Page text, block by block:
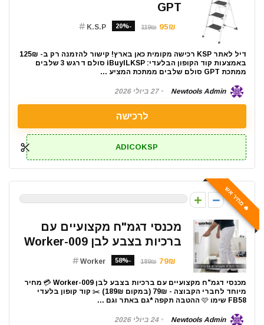
GPT
95₪
119₪
-20%
K.S.P
דיל לאתר KSP רכישה מקומית כאן בארץ! קישור להזמנה רק ב- 125₪
באמצעות קוד הקופון הבלעדי: iBuyILKSP סולם דרגש 3 שלבים
ממתכת GPT סולם שלבים ממתכת המציע ...
Newtools Admin 27 ביולי 2026
לרכישה
ADICOKSP
🔥 מחיר אש
0
מכנסי דגמ"ח מקצועיים עם
ברכיות בצבע לבן Worker-009
79₪
189₪
-58%
Worker
מכנסי דגמ"ח מקצועיים עם ברכיות בצבע לבן Worker-009 💳 מחיר
מיוחד לחברי הקבוצה - 79₪ (במקום 189₪) ✂️ קוד קופון בלעדי
FB58 שימו 🩷 ההטבה תקפה *גם באתר וגם ...
Newtools Admin 24 ביולי 2026